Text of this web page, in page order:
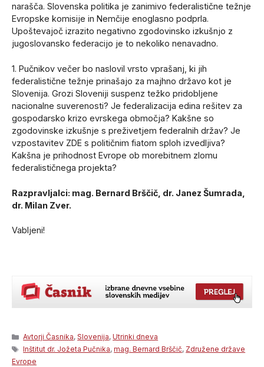
narašča. Slovenska politika je zanimivo federalistične težnje
Evropske komisije in Nemčije enoglasno podprla.
Upoštevajoč izrazito negativno zgodovinsko izkušnjo z
jugoslovansko federacijo je to nekoliko nenavadno.
1. Pučnikov večer bo naslovil vrsto vprašanj, ki jih
federalistične težnje prinašajo za majhno državo kot je
Slovenija. Grozi Sloveniji suspenz težko pridobljene
nacionalne suverenosti? Je federalizacija edina rešitev za
gospodarsko krizo evrskega območja? Kakšne so
zgodovinske izkušnje s preživetjem federalnih držav? Je
vzpostavitev ZDE s političnim fiatom sploh izvedljiva?
Kakšna je prihodnost Evrope ob morebitnem zlomu
federalističnega projekta?
Razpravljalci: mag. Bernard Brščič, dr. Janez Šumrada,
dr. Milan Zver.
Vabljeni!
Categories
Avtorji Časnika,Slovenija,Utrinki dneva
Tags
Inštitut dr. Jožeta Pučnika,mag. Bernard Brščič, Združene države
Evrope